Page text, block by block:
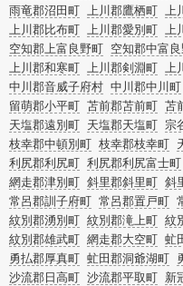
雨竜郡沼田町 上川郡鷹栖町 上
上川郡比布町 上川郡愛別町 上
空知郡上富良野町 空知郡中富
上川郡和寒町 上川郡剣淵町 上
中川郡音威子府村 中川郡中川町
留萌郡小平町 苫前郡苫前町 苫
天塩郡遠別町 天塩郡天塩町 宗
枝幸郡中頓別町 枝幸郡枝幸町
利尻郡利尻町 利尻郡利尻富士町
網走郡津別町 斜里郡斜里町 斜
常呂郡訓子府町 常呂郡置戸町
紋別郡湧別町 紋別郡滝上町 紋
紋別郡雄武町 網走郡大空町 虻
勇払郡厚真町 虻田郡洞爺湖町
沙流郡日高町 沙流郡平取町 新